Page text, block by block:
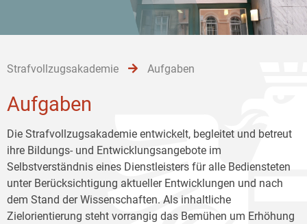
Strafvollzugsakademie Aufgaben
Aufgaben
Die Strafvollzugsakademie entwickelt, begleitet und betreut
ihre Bildungs- und Entwicklungsangebote im
Selbstverständnis eines Dienstleisters für alle Bediensteten
unter Berücksichtigung aktueller Entwicklungen und nach
dem Stand der Wissenschaften. Als inhaltliche
Zielorientierung steht vorrangig das Bemühen um Erhöhung